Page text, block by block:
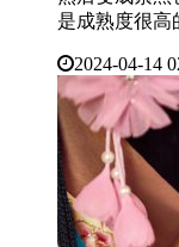
是成熟度很高
2024-04-14